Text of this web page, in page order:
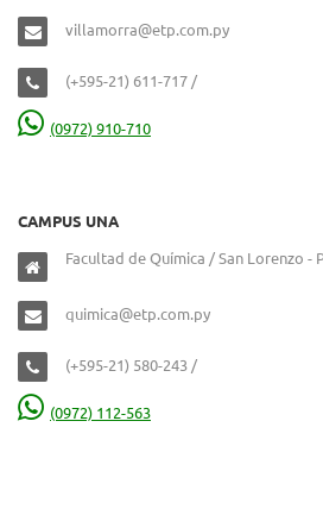
villamorra@etp.com.py
(+595-21) 611-717 /
(0972) 910-710
CAMPUS UNA
Facultad de Química / San Lorenzo -
quimica@etp.com.py
(+595-21) 580-243 /
(0972) 112-563